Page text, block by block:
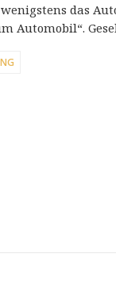
das
Automobil“.